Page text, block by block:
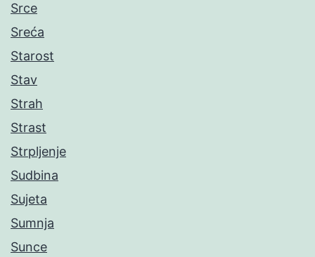
Srce
Sreća
Starost
Stav
Strah
Strast
Strpljenje
Sudbina
Sujeta
Sumnja
Sunce